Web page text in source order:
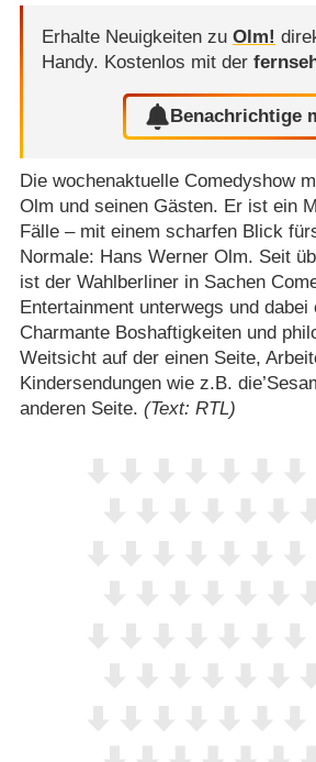
Erhalte Neuigkeiten zu Olm!
Handy. Kostenlos mit der
Benachrichtige
Die wochenaktuelle Comedyshow
Olm und seinen Gästen. Er ist ein
Fälle – mit einem scharfen Blick
Normale: Hans Werner Olm. Seit
ist der Wahlberliner in Sachen
Entertainment unterwegs und dabei
Charmante Boshaftigkeiten und
Weitsicht auf der einen Seite,
Kindersendungen wie z.B.
anderen Seite. (Text: RTL)